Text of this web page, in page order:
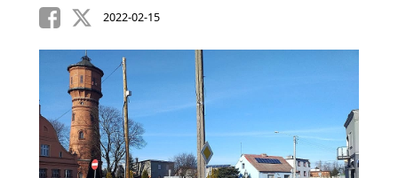
2022-02-15